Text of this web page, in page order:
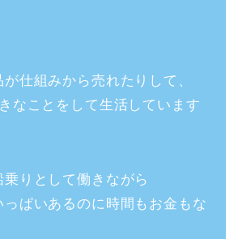
仕組みから売れたりして、
なことをして生活しています
りとして働きながら
ぱいあるのに時間もお金もな